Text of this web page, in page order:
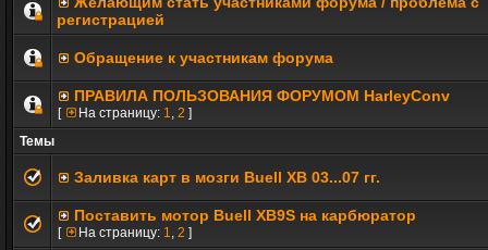
регистрацией
Обращение к участникам форума
ПРАВИЛА ПОЛЬЗОВАНИЯ ФОРУМОМ HarleyConv
[ На страницу: 1, 2 ]
Темы
Заливка карт в мозги Buell XB 03...07 гг.
Поставить мотор Buell XB9S на карбюратор
[ На страницу: 1, 2 ]